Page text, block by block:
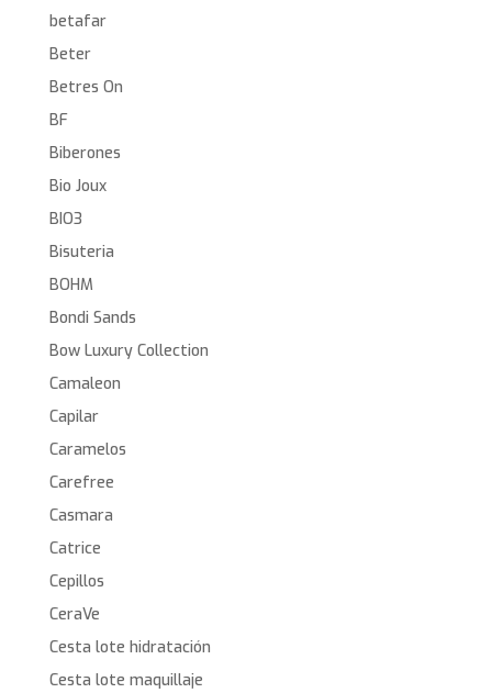
betafar
Beter
Betres On
BF
Biberones
Bio Joux
BIO3
Bisuteria
BOHM
Bondi Sands
Bow Luxury Collection
Camaleon
Capilar
Caramelos
Carefree
Casmara
Catrice
Cepillos
CeraVe
Cesta lote hidratación
Cesta lote maquillaje